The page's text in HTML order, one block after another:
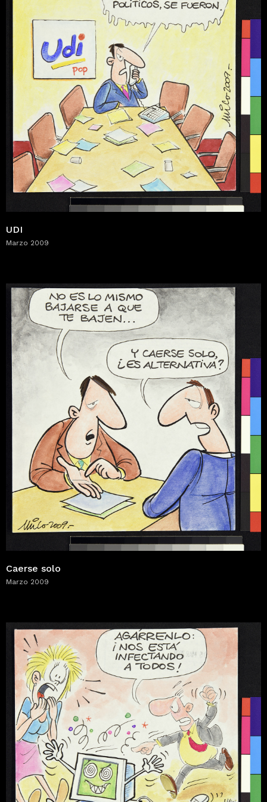
UDI
Marzo 2009
Caerse solo
Marzo 2009